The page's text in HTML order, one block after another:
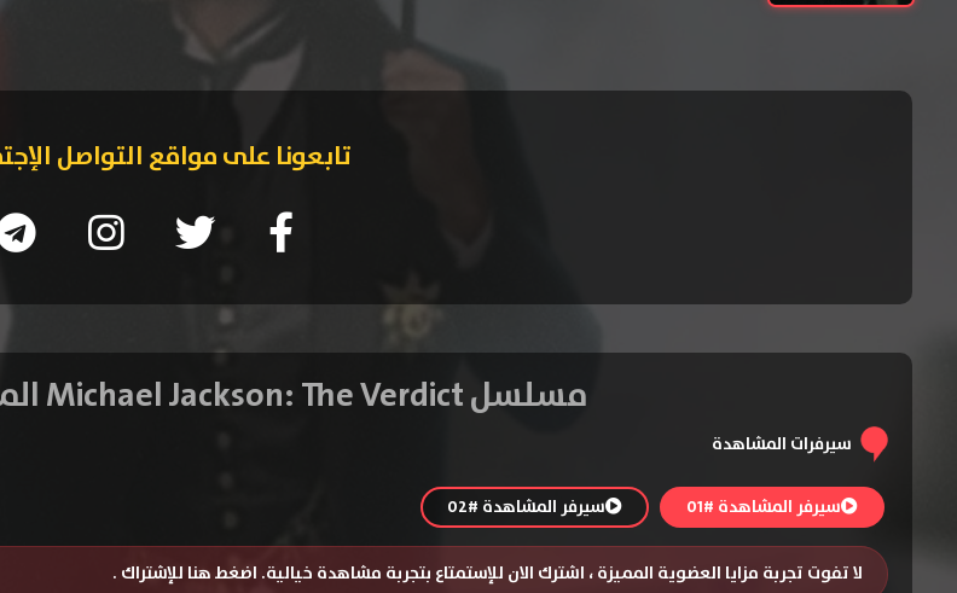
تابعونا على مواقع التواصل
مسلسل Michael Jackson: The Verdict الموسم الاول – الحلقة 1
سيرفرات المشاهدة
سيرفر المشاهدة #01 سيرفر المشاهدة #02
لا تفوت تجربة مزايا العضوية المميزة ، اشترك الان للإستمتاع بتجربة مشاهدة خيالية. اضغط هنا للإشتراك .